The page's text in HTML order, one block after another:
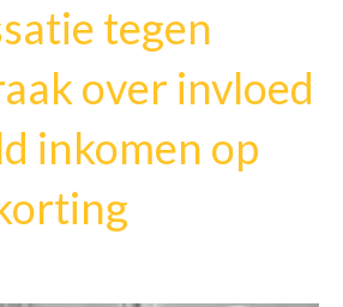
tegen
over invloed
inkomen op